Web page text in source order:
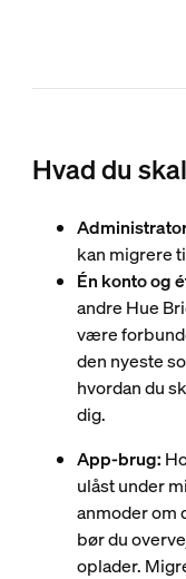
Hvad du
kan migrere
Én konto og
andre Hue
være
den nyeste
hvordan du
dig.
App-brug:
ulåst under
anmoder om
bør du
oplader.